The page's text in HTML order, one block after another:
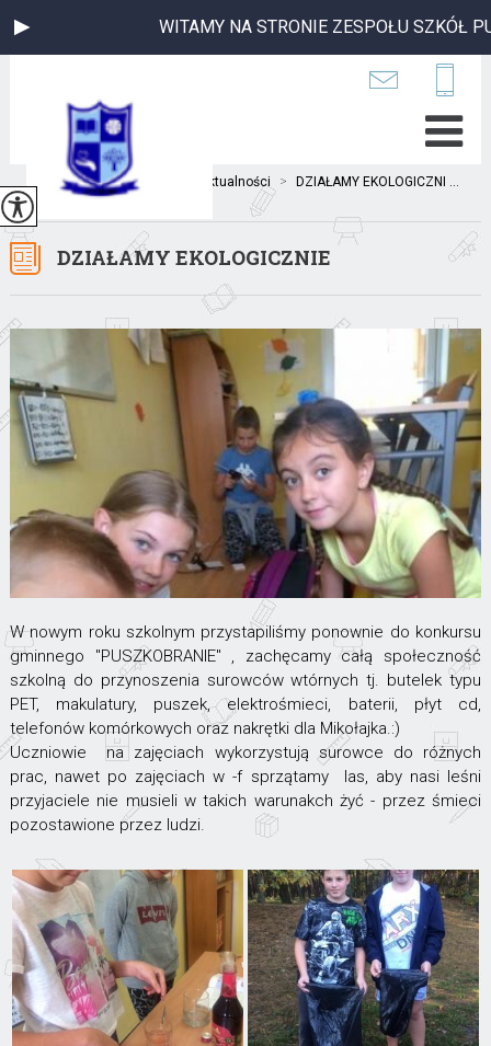
WITAMY NA STRONIE ZESPOŁU SZKÓŁ
Jesteś tutaj: Aktualności > DZIAŁAMY EKOLOGICZNI ...
DZIAŁAMY EKOLOGICZNIE
W nowym roku szkolnym przystapiliśmy ponownie do konkursu
gminnego "PUSZKOBRANIE" , zachęcamy całą społeczność
szkolną do przynoszenia surowców wtórnych tj. butelek typu
PET, makulatury, puszek, elektrośmieci, baterii, płyt cd,
telefonów komórkowych oraz nakrętki dla Mikołajka.:)
Uczniowie na zajęciach wykorzystują surowce do różnych
prac, nawet po zajęciach w -f sprzątamy las, aby nasi leśni
przyjaciele nie musieli w takich warunakch żyć - przez śmieci
pozostawione przez ludzi.